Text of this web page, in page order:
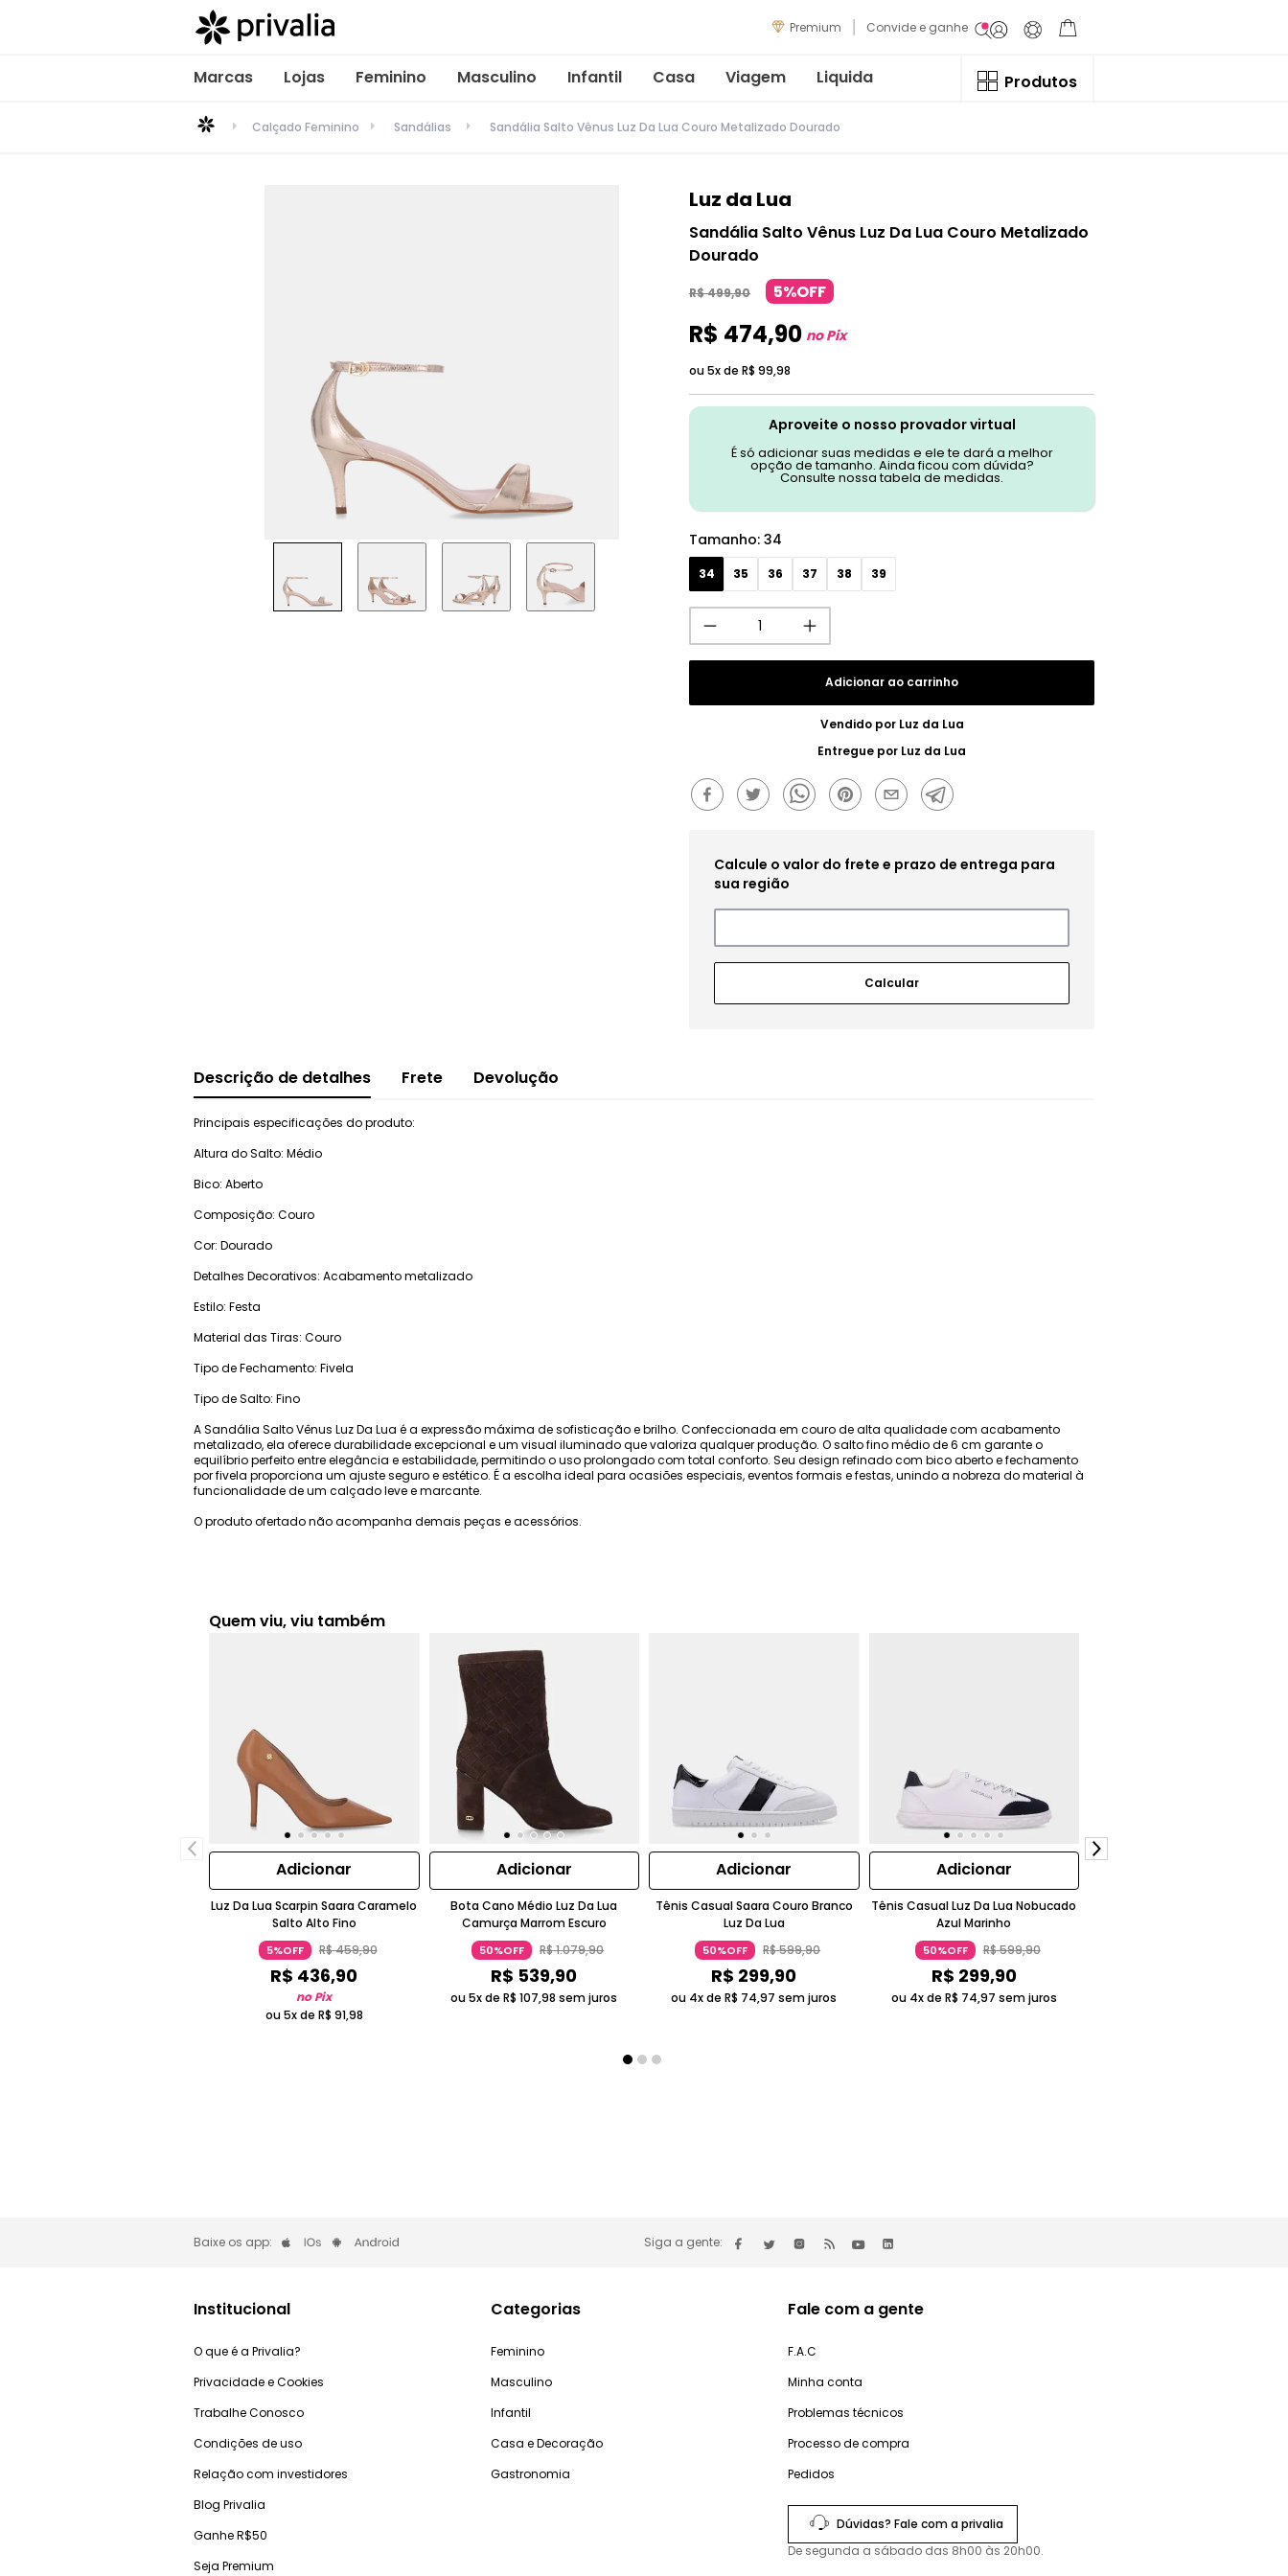
Premium Convide e ganhe
Marcas Lojas Feminino Masculino Infantil Casa Viagem Liquida Produtos
Calçado Feminino Sandálias Sandália Salto Vênus Luz Da Lua Couro Metalizado Dourado
Luz da Lua
Sandália Salto Vênus Luz Da Lua Couro Metalizado
Dourado
R$499,90 5%OFF
R$ 474,90 no Pix
ou 5x de R$ 99,98
Aproveite o nosso provador virtual
É só adicionar suas medidas e ele te dará a melhor
opção de tamanho. Ainda ficou com dúvida?
Consulte nossa tabela de medidas.
Tamanho: 34
34 35 36 37 38 39
Adicionar ao carrinho
Vendido por Luz da Lua
Entregue por Luz da Lua
Descrição de detalhes Frete Devolução
Principais especificações do produto:
Altura do Salto: Médio
Bico: Aberto
Composição: Couro
Cor: Dourado
Detalhes Decorativos: Acabamento metalizado
Estilo: Festa
Material das Tiras: Couro
Tipo de Fechamento: Fivela
Tipo de Salto: Fino
A Sandália Salto Vênus Luz Da Lua é a expressão máxima de sofisticação e brilho. Confeccionada em couro de alta qualidade com acabamento
metalizado, ela oferece durabilidade excepcional e um visual iluminado que valoriza qualquer produção. O salto fino médio de 6 cm garante o
equilíbrio perfeito entre elegância e estabilidade, permitindo o uso prolongado com total conforto. Seu design refinado com bico aberto e fechamento
por fivela proporciona um ajuste seguro e estético. É a escolha ideal para ocasiões especiais, eventos formais e festas, unindo a nobreza do material à
funcionalidade de um calçado leve e marcante.
O produto ofertado não acompanha demais peças e acessórios.
Quem viu, viu também
Adicionar
Luz Da Lua Scarpin Saara Caramelo
Salto Alto Fino
5%OFF R$459,90
R$ 436,90
no Pix
ou 5x de R$ 91,98
Adicionar
Bota Cano Médio Luz Da Lua
Camurça Marrom Escuro
50%OFF R$1.079,90
R$ 539,90
ou 5x deR$ 107,98 sem juros
Adicionar
Tênis Casual Saara Couro Branco
Luz Da Lua
50%OFF R$599,90
R$ 299,90
ou 4x deR$ 74,97 sem juros
Adicionar
Tênis Casual Luz Da Lua Nobucado
Azul Marinho
50%OFF R$599,90
R$ 299,90
ou 4x de R$ 74,97 sem juros
Baixe os app: Siga a gente:
Institucional
O que é a Privalia?
Privacidade e Cookies
Trabalhe Conosco
Condições de uso
Relação com investidores
Blog Privalia
Ganhe R$50
Seja Premium
Categorias
Feminino
Masculino
Infantil
Casa e Decoração
Gastronomia
Fale com a gente
F.A.C
Minha conta
Problemas técnicos
Processo de compra
Pedidos
Dúvidas? Fale com a privalia
De segunda a sábado das 8h00 às 20h00.